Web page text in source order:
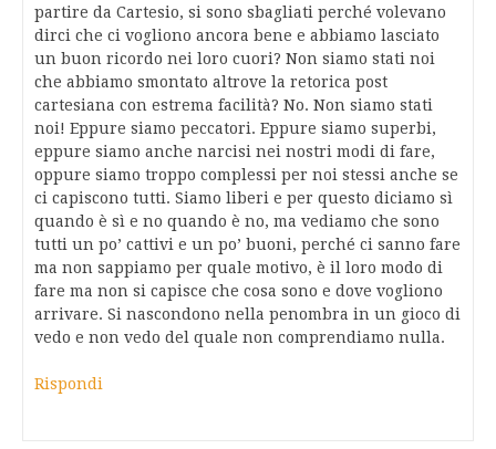
partire da Cartesio, si sono sbagliati perché volevano
dirci che ci vogliono ancora bene e abbiamo lasciato
un buon ricordo nei loro cuori? Non siamo stati noi
che abbiamo smontato altrove la retorica post
cartesiana con estrema facilità? No. Non siamo stati
noi! Eppure siamo peccatori. Eppure siamo superbi,
eppure siamo anche narcisi nei nostri modi di fare,
oppure siamo troppo complessi per noi stessi anche se
ci capiscono tutti. Siamo liberi e per questo diciamo sì
quando è sì e no quando è no, ma vediamo che sono
tutti un po’ cattivi e un po’ buoni, perché ci sanno fare
ma non sappiamo per quale motivo, è il loro modo di
fare ma non si capisce che cosa sono e dove vogliono
arrivare. Si nascondono nella penombra in un gioco di
vedo e non vedo del quale non comprendiamo nulla.
Rispondi